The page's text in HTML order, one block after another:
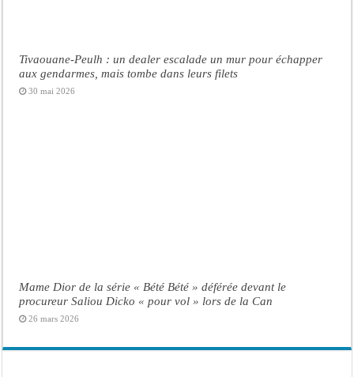
Tivaouane-Peulh : un dealer escalade un mur pour échapper
aux gendarmes, mais tombe dans leurs filets
30 mai 2026
Mame Dior de la série « Bété Bété » déférée devant le
procureur Saliou Dicko « pour vol » lors de la Can
26 mars 2026